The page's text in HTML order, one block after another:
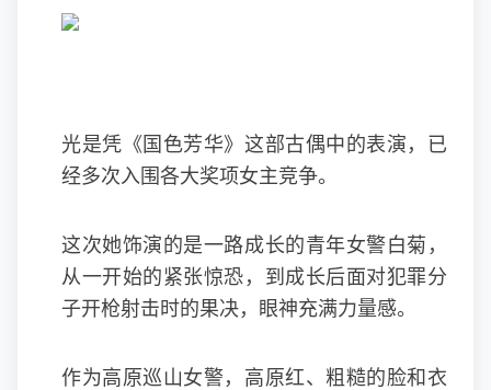
光是凭《国色芳华》这部古偶中的表演，已
经多次入围各大奖项女主竞争。
这次她饰演的是一路成长的青年女警白菊，
从一开始的紧张惊恐，到成长后面对犯罪分
子开枪射击时的果决，眼神充满力量感。
作为高原巡山女警，高原红、粗糙的脸和衣